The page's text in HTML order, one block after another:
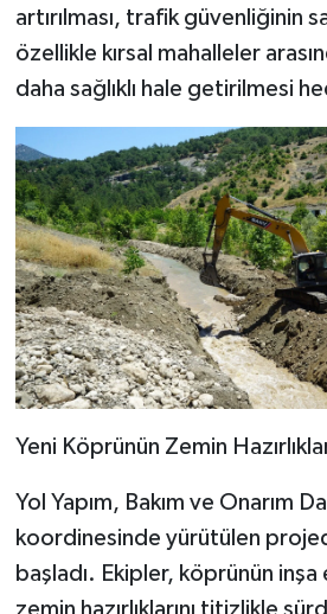
artırılması, trafik güvenliğinin
özellikle kırsal mahalleler
daha sağlıklı hale getirilmesi
Yeni Köprünün Zemin
Yol Yapım, Bakım ve Onarım
koordinesinde yürütülen
başladı. Ekipler, köprünün
zemin hazırlıklarını titizlikle